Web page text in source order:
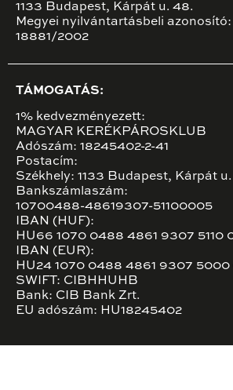
1133 Budapest, Kárpát u. 48.
Megyei nyilvántartásbeli azonosító:
18881/2002
TÁMOGATÁS:
1% kedvezményezett:
MAGYAR KERÉKPÁROSKLUB
Adószám: 18245402-2-41
Postacím:
Székhely: 1133 Budapest, Kárpát
Bankszámlaszám:
10700488-48619307-51100005
IBAN (HUF):
HU66 1070 0488 4861 9307 5110
IBAN (EUR):
HU24 1070 0488 4861 9307
SWIFT: CIBHHUHB
Bank: CIB Bank Zrt.
EU adószám: HU18245402